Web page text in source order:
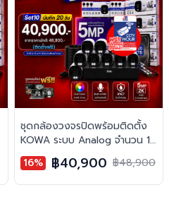
ชุดกล้องวงจรปิดพร้อมติดตั้ง
KOWA ระบบ Analog จำนวน 10
ตัว ความคมชัด 5MP บันทึกภาพ
สี 24 ชั่วโมง พร้อมบันทึกเสียง
16% ฿40,900 ฿48,900